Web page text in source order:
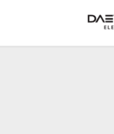
Skip
content